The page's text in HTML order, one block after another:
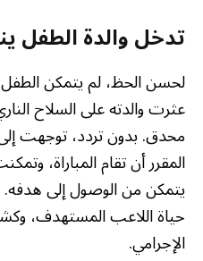
تدخل والدة الطفل
لحسن الحظ، لم يتمكن
عثرت والدته على السلاح
محدق. بدون تردد، توجهت
المقرر أن تقام المباراة،
يتمكن من الوصول إلى هدفه.
حياة اللاعب المستهدف،
الإجرامي.